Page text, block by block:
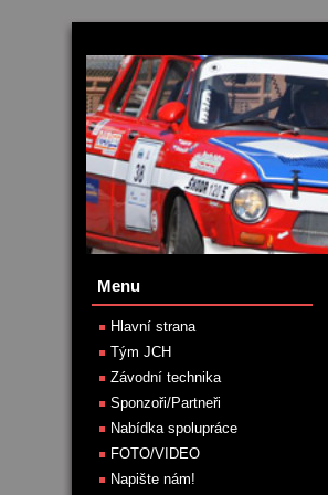
Menu
Hlavní strana
Tým JCH
Závodní technika
Sponzoři/Partneři
Nabídka spolupráce
FOTO/VIDEO
Napište nám!